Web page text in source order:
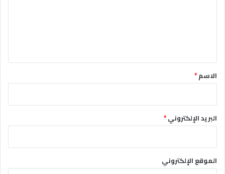
*الاسم*
البريد الإلكتروني*
الموقع الإلكتروني